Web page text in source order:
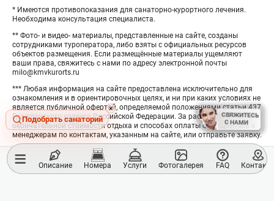
≡ Описание Номера Услуги Фотогалерея FAQ
* Имеются противопоказания для санаторно-курортного лечения.
Необходима консультация специалиста.
** Фото- и видео- материалы, представленные на сайте, созданы
сотрудниками туроператора, либо взяты с официальных ресурсов
объектов размещения. Если размещённые материалы ущемляют
ваши права, свяжитесь с нами по адресу электронной почты
milo@kmvkurorts.ru
*** Любая информация на сайте предоставлена исключительно для
ознакомления и в ориентировочных целях, и ни при каких условиях не
является публичной офертой, определяемой положениями статьи 437
Гражданского кодекса Российской Федерации. За расчётом
окончательной стоимости отдыха и способах оплаты обращайтесь к
менеджерам по контактам, указанным на сайте, или отправьте заявку.
Подобрать санаторий
Hide
button
×
СВЯЖИТЕСЬ
С НАМИ
СВЯЖИТЕСЬ
С НАМИ